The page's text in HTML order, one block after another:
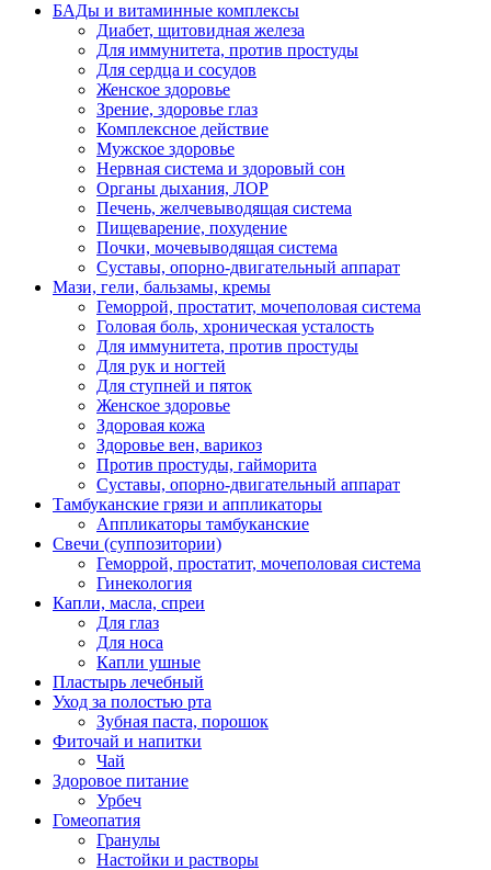
БАДы и витаминные комплексы
Диабет, щитовидная железа
Для иммунитета, против простуды
Для сердца и сосудов
Женское здоровье
Зрение, здоровье глаз
Комплексное действие
Мужское здоровье
Нервная система и здоровый сон
Органы дыхания, ЛОР
Печень, желчевыводящая система
Пищеварение, похудение
Почки, мочевыводящая система
Суставы, опорно-двигательный аппарат
Мази, гели, бальзамы, кремы
Геморрой, простатит, мочеполовая система
Головая боль, хроническая усталость
Для иммунитета, против простуды
Для рук и ногтей
Для ступней и пяток
Женское здоровье
Здоровая кожа
Здоровье вен, варикоз
Против простуды, гайморита
Суставы, опорно-двигательный аппарат
Тамбуканские грязи и аппликаторы
Аппликаторы тамбуканские
Свечи (суппозитории)
Геморрой, простатит, мочеполовая система
Гинекология
Капли, масла, спреи
Для глаз
Для носа
Капли ушные
Пластырь лечебный
Уход за полостью рта
Зубная паста, порошок
Фиточай и напитки
Чай
Здоровое питание
Урбеч
Гомеопатия
Гранулы
Настойки и растворы